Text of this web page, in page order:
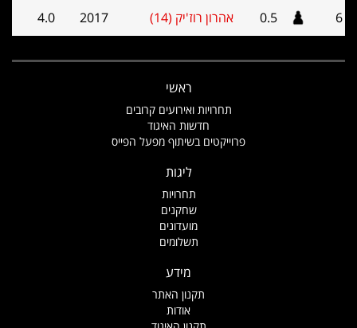
6
0.5 אהרון רוז'יק (14) 2017
4.0
ראשי
תחרויות ואירועים קרובים
חדשות האיגוד
פרוייקטים בשיתוף מפעל הפייס
ליגות
תחרויות
שחקנים
מועדונים
תשלומים
מידע
תקנון האתר
אודות